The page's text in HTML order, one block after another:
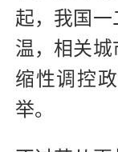
起，我国
温，相关
缩性调控
举。